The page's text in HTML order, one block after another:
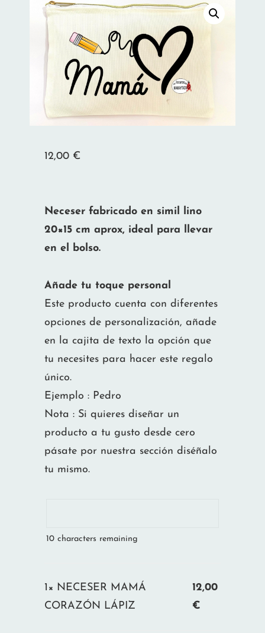
12,00 €
Neceser fabricado en simil lino
20×15 cm aprox, ideal para llevar
en el bolso.
Añade tu toque personal
Este producto cuenta con diferentes
opciones de personalización, añade
en la cajita de texto la opción que
tu necesites para hacer este regalo
único.
Ejemplo : Pedro
Nota : Si quieres diseñar un
producto a tu gusto desde cero
pásate por nuestra sección diséñalo
tu mismo.
10 characters remaining
1× NECESER MAMÁ
CORAZÓN LÁPIZ
12,00
€